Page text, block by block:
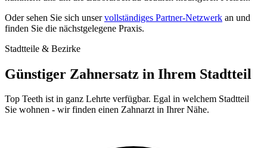
Oder sehen Sie sich unservollständiges Partner-Netzwerk an und
finden Sie die nächstgelegene Praxis.
Stadtteile & Bezirke
Günstiger Zahnersatz in Ihrem Stadtteil
Top Teeth ist in ganz Lehrte verfügbar. Egal in welchem Stadtteil
Sie wohnen - wir finden einen Zahnarzt in Ihrer Nähe.